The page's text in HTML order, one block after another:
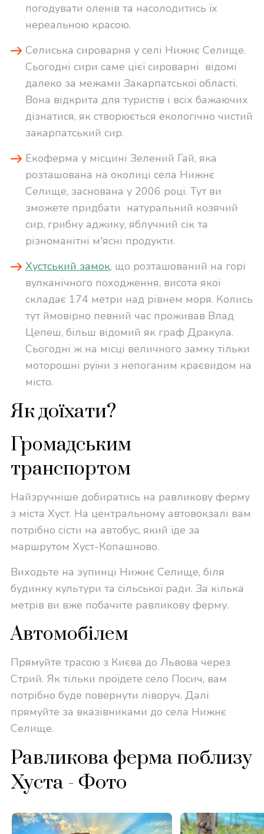
погодувати оленів та насолодитись їх
нереальною красою.
Селиська сироварня у селі Нижнє Селище.
Сьогодні сири саме цієї сироварні відомі
далеко за межами Закарпатської області.
Вона відкрита для туристів і всіх бажаючих
дізнатися, як створюється екологічно чистий
закарпатський сир.
Екоферма у місцині Зелений Гай, яка
розташована на околиці села Нижнє
Селище, заснована у 2006 році. Тут ви
зможете придбати натуральний козячий
сир, грибну аджику, яблучний сік та
різноманітні м'ясні продукти.
Хустський замок, що розташований на горі
вулканічного походження, висота якої
складає 174 метри над рівнем моря. Колись
тут ймовірно певний час проживав Влад
Цепеш, більш відомий як граф Дракула.
Сьогодні ж на місці величного замку тільки
моторошні руїни з непоганим краєвидом на
місто.
Як доїхати?
Громадським
транспортом
Найзручніше добиратись на равликову ферму
з міста Хуст. На центральному автовокзалі вам
потрібно сісти на автобус, який їде за
маршрутом Хуст-Копашново.
Виходьте на зупинці Нижнє Селище, біля
будинку культури та сільської ради. За кілька
метрів ви вже побачите равликову ферму.
Автомобілем
Прямуйте трасою з Києва до Львова через
Стрий. Як тільки проїдете село Посич, вам
потрібно буде повернути ліворуч. Далі
прямуйте за вказівниками до села Нижнє
Селище.
Равликова ферма поблизу
Хуста - Фото